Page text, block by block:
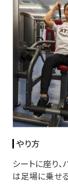
やり方
シートに座り、
は足場に乗せ